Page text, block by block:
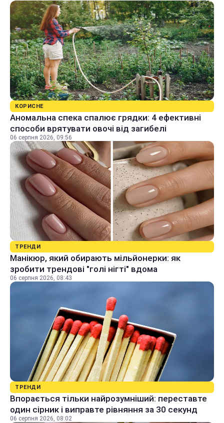
КОРИСНЕ
Аномальна спека спалює грядки: 4 ефективні
способи врятувати овочі від загибелі
06 серпня 2026, 09:56
ТРЕНДИ
Манікюр, який обирають мільйонерки: як
зробити трендові "голі нігті" вдома
06 серпня 2026, 08:43
ТРЕНДИ
Впорається тільки найрозумніший: переставте
один сірник і виправте рівняння за 30 секунд
06 серпня 2026, 08:02